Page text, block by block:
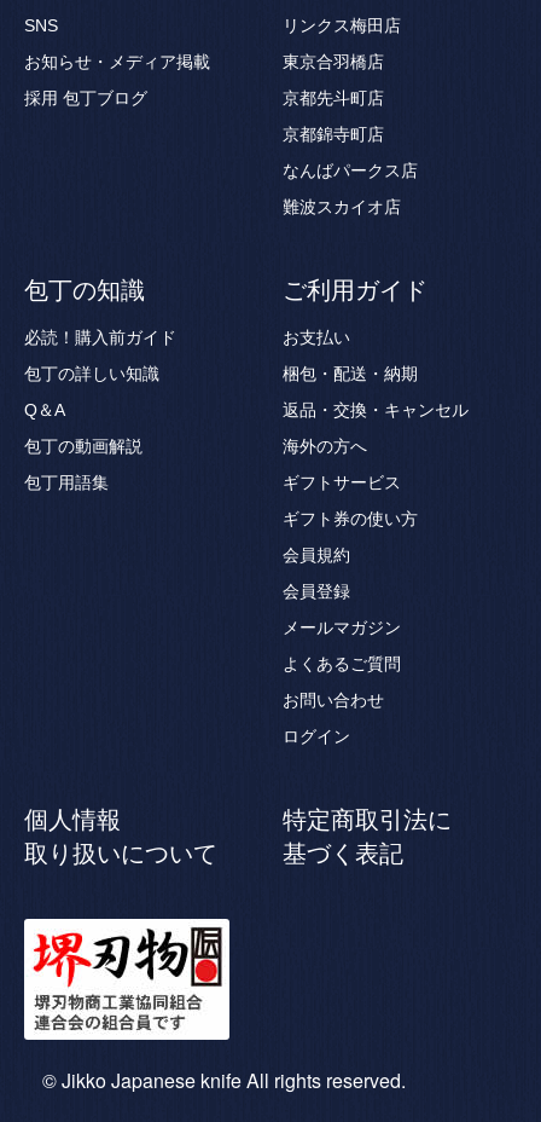
SNS
お知らせ・メディア掲載
採用 包丁ブログ
リンクス梅田店
東京合羽橋店
京都先斗町店
京都錦寺町店
なんばパークス店
難波スカイオ店
包丁の知識
必読！購入前ガイド
包丁の詳しい知識
Q＆A
包丁の動画解説
包丁用語集
ご利用ガイド
お支払い
梱包・配送・納期
返品・交換・キャンセル
海外の方へ
ギフトサービス
ギフト券の使い方
会員規約
会員登録
メールマガジン
よくあるご質問
お問い合わせ
ログイン
個人情報
取り扱いについて
特定商取引法に
基づく表記
© Jikko Japanese knife All rights reserved.